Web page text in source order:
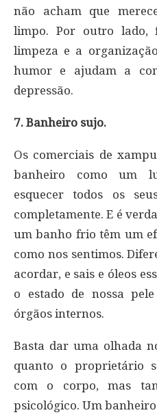
não acham que
limpo. Por outro lado,
limpeza e a
humor e ajudam a
depressão.
7. Banheiro sujo.
Os comerciais de
banheiro como um
esquecer todos os
completamente. E é
um banho frio têm um
como nos sentimos.
acordar, e sais e óleos
o estado de nossa
órgãos internos.
Basta dar uma olhada
quanto o proprietário
com o corpo, mas
psicológico. Um